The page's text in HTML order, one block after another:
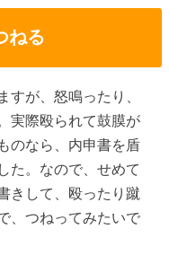
ねる
すが、怒鳴ったり、
実際殴られて鼓膜が
のなら、内申書を盾
た。なので、せめて
きして、殴ったり蹴
、つねってみたいで